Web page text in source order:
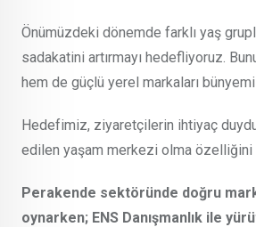
Önümüzdeki dönemde farklı yaş
sadakatini artırmayı hedefliyoruz.
hem de güçlü yerel markaları
Hedefimiz, ziyaretçilerin ihtiyaç
edilen yaşam merkezi olma özelliğini
Perakende sektöründe doğru
oynarken; ENS Danışmanlık ile